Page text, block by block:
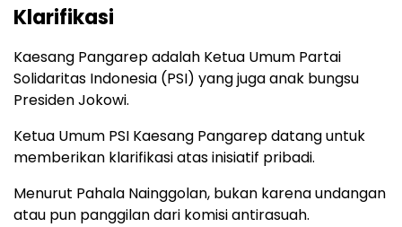
Klarifikasi
Kaesang Pangarep adalah Ketua Umum Partai
Solidaritas Indonesia (PSI) yang juga anak bungsu
Presiden Jokowi.
Ketua Umum PSI Kaesang Pangarep datang untuk
memberikan klarifikasi atas inisiatif pribadi.
Menurut Pahala Nainggolan, bukan karena undangan
atau pun panggilan dari komisi antirasuah.